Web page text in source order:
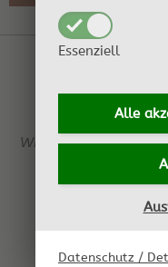
Essenziell
Alle
Datenschutz /
Wir behalten uns das
Angabe